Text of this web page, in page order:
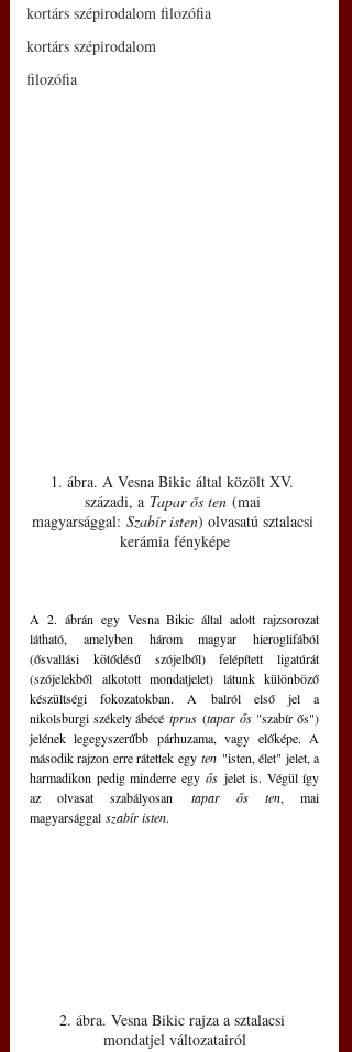
kortárs szépirodalom filozófia
kortárs szépirodalom
filozófia
1. ábra. A Vesna Bikic által közölt XV.
századi, a Tapar ős ten (mai
magyarsággal: Szabír isten) olvasatú sztalacsi
kerámia fényképe
A 2. ábrán egy Vesna Bikic által adott rajzsorozat
látható, amelyben három magyar hieroglifából
(ősvallási kötődésű szójelből) felépített ligatúrát
(szójelekből alkotott mondatjelet) látunk különböző
készültségi fokozatokban. A balról első jel a
nikolsburgi székely ábécé tprus (tapar ős "szabír ős")
jelének legegyszerűbb párhuzama, vagy előképe. A
második rajzon erre rátettek egy ten "isten, élet" jelet, a
harmadikon pedig minderre egy ős jelet is. Végül így
az olvasat szabályosan tapar ős ten, mai
magyarsággal szabír isten.
2. ábra. Vesna Bikic rajza a sztalacsi
mondatjel változatairól